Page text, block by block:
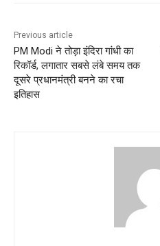
Previous article
PM Modi ने तोड़ा इंदिरा गांधी का
रिकॉर्ड, लगातार सबसे लंबे समय तक
दूसरे प्रधानमंत्री बनने का रचा
इतिहास